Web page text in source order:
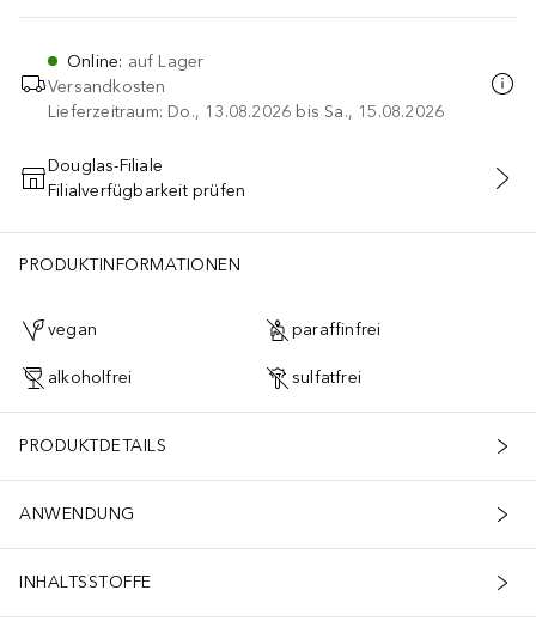
Online: auf Lager
Versandkosten
Lieferzeitraum: Do., 13.08.2026 bis Sa., 15.08.2026
IN DEN WARENKORB
Douglas-Filiale
Filialverfügbarkeit prüfen
PRODUKTINFORMATIONEN
vegan paraffinfrei
alkoholfrei sulfatfrei
PRODUKTDETAILS
ANWENDUNG
INHALTSSTOFFE